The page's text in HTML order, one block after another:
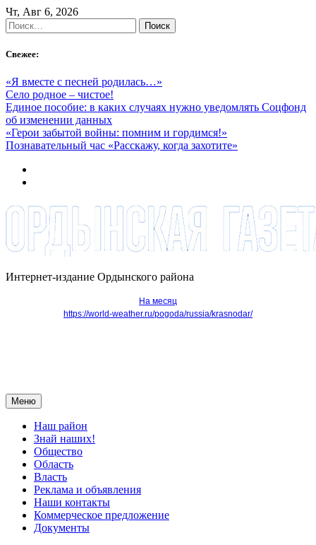
Skip
to
content
Чт, Авг 6, 2026
Найти:
Свежее:
«Я вместе с песней родилась…»
Село родное – чистое!
Единое пособие: в каких случаях нужно уведомлять Соцфонд
об изменении данных
«Герои забытой войны: помним и гордимся!»
Познавательный час «Расскажу, когда захотите»
Интернет-издание Ордынского района
На месяц
https://world-weather.ru/pogoda/russia/krasnodar/
Меню
Наш район
Знай наших!
Общество
Область
Власть
Реклама и объявления
Наши контакты
Коммерческое предложение
Документы